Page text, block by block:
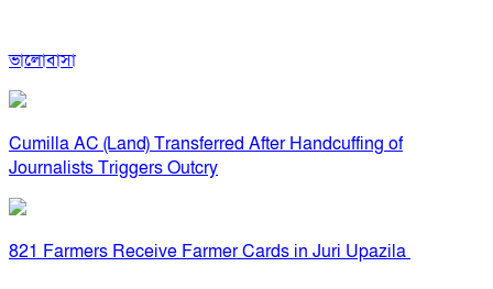
ভালোবাসা
Cumilla AC (Land) Transferred After Handcuffing of
Journalists Triggers Outcry
821 Farmers Receive Farmer Cards in Juri Upazila